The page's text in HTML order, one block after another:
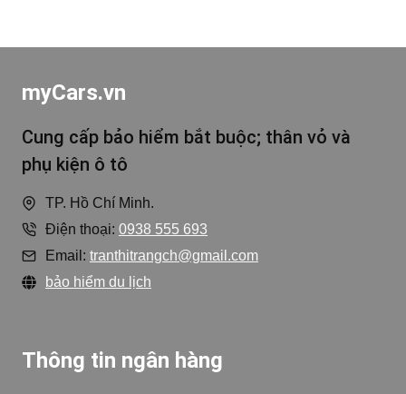
myCars.vn
Cung cấp bảo hiểm bắt buộc; thân vỏ và
phụ kiện ô tô
TP. Hồ Chí Minh.
Điện thoại: 0938 555 693
Email: tranthitrangch@gmail.com
bảo hiểm du lịch
Thông tin ngân hàng